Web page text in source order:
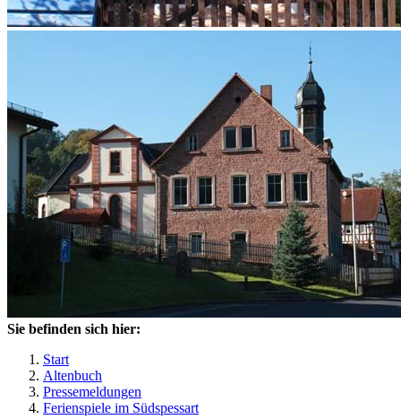
Sie befinden sich hier:
Start
Altenbuch
Pressemeldungen
Ferienspiele im Südspessart